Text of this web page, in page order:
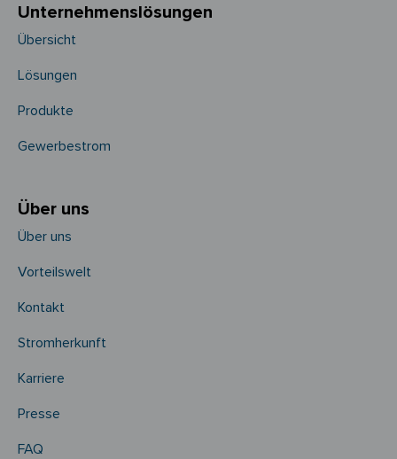
Unternehmens­­lösungen
Übersicht
Lösungen
Produkte
Gewerbestrom
Über uns
Über uns
Vorteilswelt
Kontakt
Stromherkunft
Karriere
Presse
FAQ